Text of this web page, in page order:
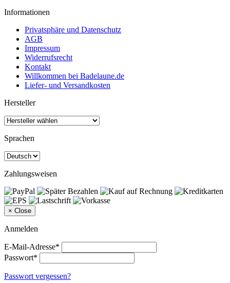
Informationen
Privatsphäre und Datenschutz
AGB
Impressum
Widerrufsrecht
Kontakt
Willkommen bei Badelaune.de
Liefer- und Versandkosten
Hersteller
Sprachen
Zahlungsweisen
× Close
Anmelden
E-Mail-Adresse*
Passwort*
Passwort vergessen?